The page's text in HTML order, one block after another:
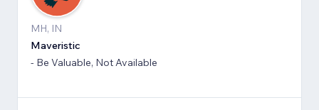
MH, IN
Maveristic
- Be Valuable, Not Available